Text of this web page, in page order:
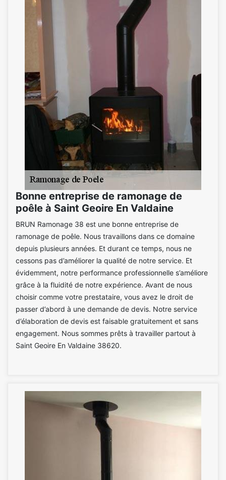
Bonne entreprise de ramonage de
poêle à Saint Geoire En Valdaine
BRUN Ramonage 38 est une bonne entreprise de
ramonage de poêle. Nous travaillons dans ce domaine
depuis plusieurs années. Et durant ce temps, nous ne
cessons pas d’améliorer la qualité de notre service. Et
évidemment, notre performance professionnelle s’améliore
grâce à la fluidité de notre expérience. Avant de nous
choisir comme votre prestataire, vous avez le droit de
passer d’abord à une demande de devis. Notre service
d’élaboration de devis est faisable gratuitement et sans
engagement. Nous sommes prêts à travailler partout à
Saint Geoire En Valdaine 38620.